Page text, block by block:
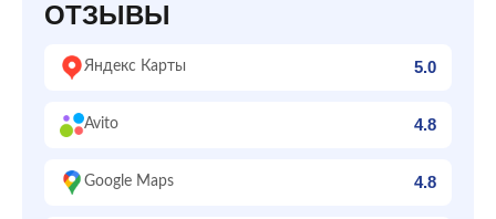
ОТЗЫВЫ
Яндекс Карты 5.0
Avito 4.8
Google Maps 4.8